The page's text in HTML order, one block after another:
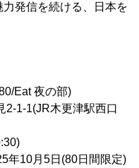
発信を続ける、日本を
Eat 夜の部)
1-1(JR木更津駅西口
年10月5日(80日間限定)